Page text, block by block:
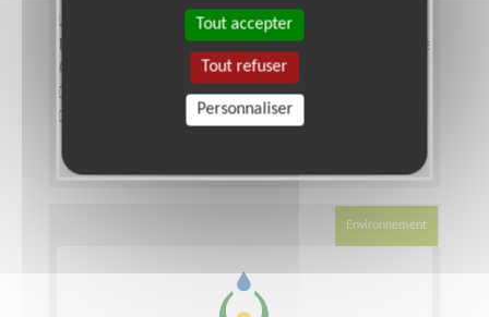
Lieu :
GRENOBLE (38000)
Responsable associatif, Coordinateur d'équipe
Association :
VEG NATURE
Date :
Tout le temps
Disponibilité demandée :A définir ensemble
Environnement
Tout accepter
Tout refuser
Personnaliser